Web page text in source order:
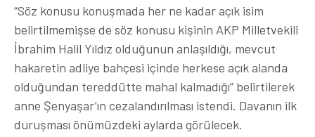
“Söz konusu konuşmada her ne kadar açık isim
belirtilmemişse de söz konusu kişinin AKP Milletvekili
İbrahim Halil Yıldız olduğunun anlaşıldığı, mevcut
hakaretin adliye bahçesi içinde herkese açık alanda
olduğundan tereddütte mahal kalmadığı” belirtilerek
anne Şenyaşar’ın cezalandırılması istendi. Davanın ilk
duruşması önümüzdeki aylarda görülecek.